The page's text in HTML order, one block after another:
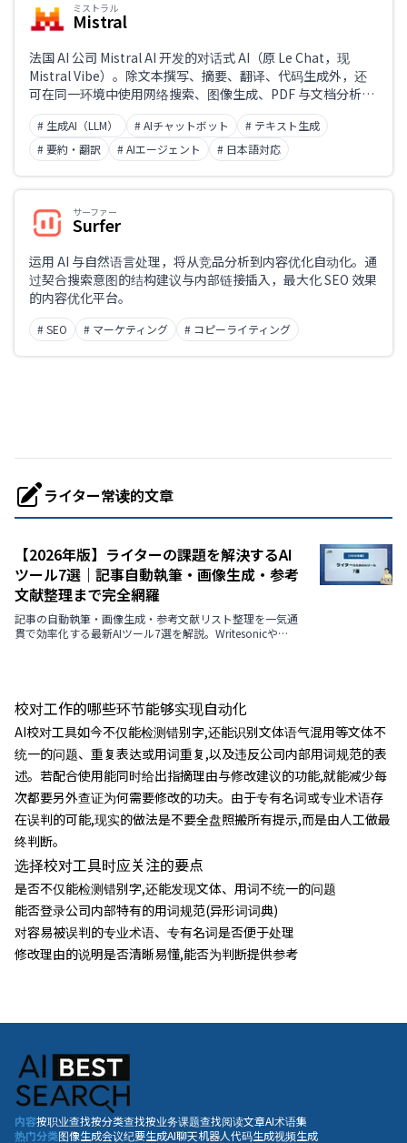
ミストラル
Mistral
法国 AI 公司 Mistral AI 开发的对话式 AI（原 Le Chat，现
Mistral Vibe）。除文本撰写、摘要、翻译、代码生成外，还
可在同一环境中使用网络搜索、图像生成、PDF 与文档分析、
Deep Research（深度调研）、语音输入、记忆、项目管理乃
至编程智能体。支持中文的输入与输出。
# 生成AI（LLM） # AIチャットボット
# テキスト生成
# 要約・翻訳
# AIエージェント # 日本語対応
サーファー
Surfer
运用 AI 与自然语言处理，将从竞品分析到内容优化自动化。通
过契合搜索意图的结构建议与内部链接插入，最大化 SEO 效果
的内容优化平台。
# SEO # マーケティング # コピーライティング
ライター常读的文章
【2026年版】ライターの課題を解決するAI
ツール7選｜記事自動執筆・画像生成・参考
文献整理まで完全網羅
記事の自動執筆・画像生成・参考文献リスト整理を一気通
貫で効率化する最新AIツール7選を解説。Writesonicや
校对工作的哪些环节能够实现自动化
AI校对工具如今不仅能检测错别字,还能识别文体语气混用等文体不
统一的问题、重复表达或用词重复,以及违反公司内部用词规范的表
述。若配合使用能同时给出指摘理由与修改建议的功能,就能减少每
次都要另外查证为何需要修改的功夫。由于专有名词或专业术语存
在误判的可能,现实的做法是不要全盘照搬所有提示,而是由人工做最
终判断。
选择校对工具时应关注的要点
是否不仅能检测错别字,还能发现文体、用词不统一的问题
能否登录公司内部特有的用词规范(异形词词典)
对容易被误判的专业术语、专有名词是否便于处理
修改理由的说明是否清晰易懂,能否为判断提供参考
内容按职业查找按分类查找按业务课题查找阅读文章AI术语集
热门分类图像生成会议纪要生成AI聊天机器人代码生成视频生成